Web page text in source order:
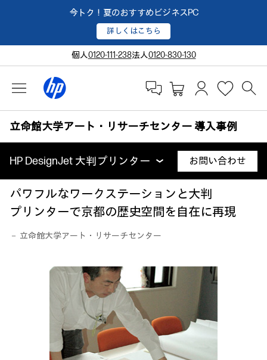
今トク！夏のおすすめビジネスPC
詳しくはこちら
個人0120-111-238法人0120-830-130
立命館大学アート・リサーチセンター 導入事例
HP DesignJet 大判プリンター お問い合わせ
パワフルなワークステーションと大判
プリンターで京都の歴史空間を自在に再現
－ 立命館大学アート・リサーチセンター